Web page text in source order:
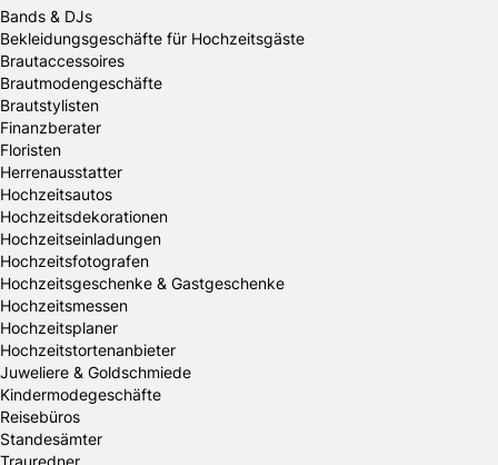
Bands & DJs
Bekleidungsgeschäfte für Hochzeitsgäste
Brautaccessoires
Brautmodengeschäfte
Brautstylisten
Finanzberater
Floristen
Herrenausstatter
Hochzeitsautos
Hochzeitsdekorationen
Hochzeitseinladungen
Hochzeitsfotografen
Hochzeitsgeschenke & Gastgeschenke
Hochzeitsmessen
Hochzeitsplaner
Hochzeitstortenanbieter
Juweliere & Goldschmiede
Kindermodegeschäfte
Reisebüros
Standesämter